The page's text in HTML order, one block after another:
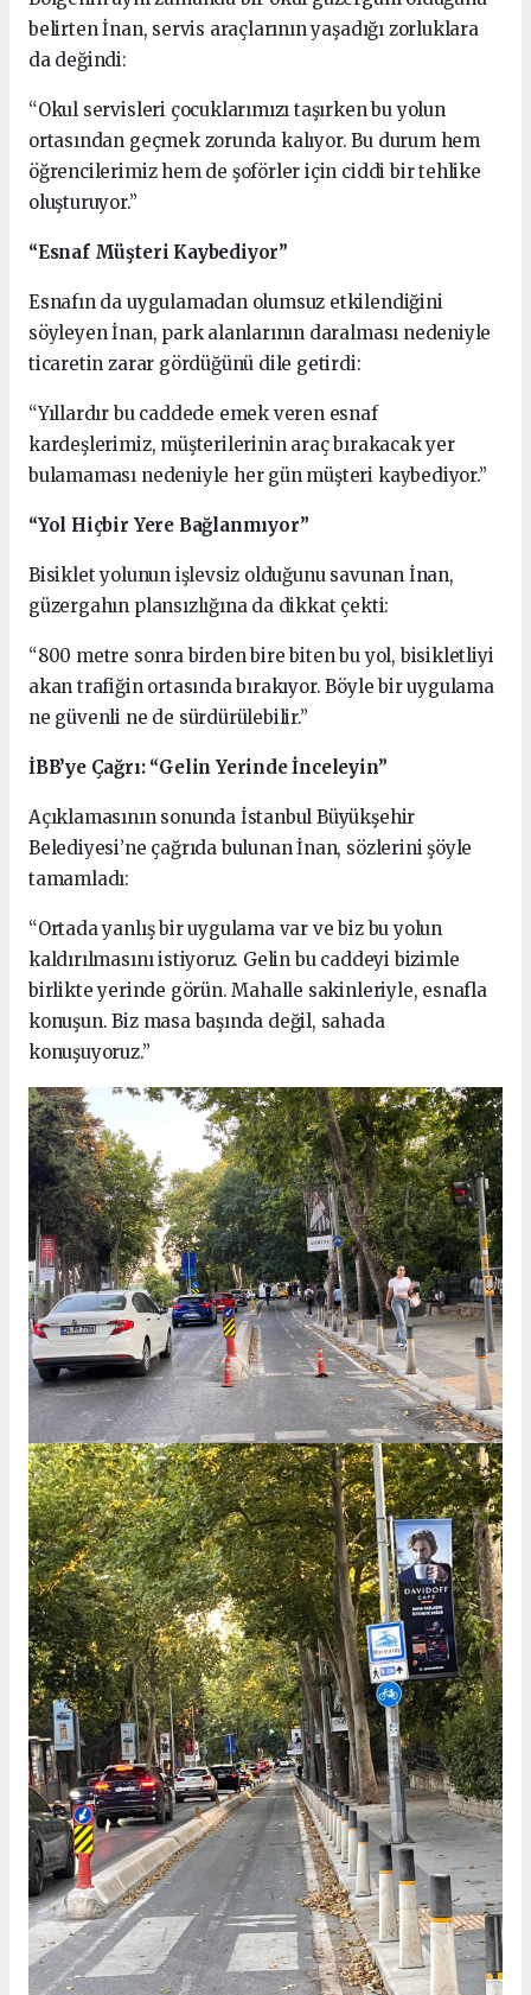
belirten İnan, servis araçlarının yaşadığı zorluklara
da değindi:
“Okul servisleri çocuklarımızı taşırken bu yolun
ortasından geçmek zorunda kalıyor. Bu durum hem
öğrencilerimiz hem de şoförler için ciddi bir tehlike
oluşturuyor.”
“Esnaf Müşteri Kaybediyor”
Esnafın da uygulamadan olumsuz etkilendiğini
söyleyen İnan, park alanlarının daralması nedeniyle
ticaretin zarar gördüğünü dile getirdi:
“Yıllardır bu caddede emek veren esnaf
kardeşlerimiz, müşterilerinin araç bırakacak yer
bulamaması nedeniyle her gün müşteri kaybediyor.”
“Yol Hiçbir Yere Bağlanmıyor”
Bisiklet yolunun işlevsiz olduğunu savunan İnan,
güzergahın plansızlığına da dikkat çekti:
“800 metre sonra birden bire biten bu yol, bisikletliyi
akan trafiğin ortasında bırakıyor. Böyle bir uygulama
ne güvenli ne de sürdürülebilir.”
İBB’ye Çağrı: “Gelin Yerinde İnceleyin”
Açıklamasının sonunda İstanbul Büyükşehir
Belediyesi’ne çağrıda bulunan İnan, sözlerini şöyle
tamamladı:
“Ortada yanlış bir uygulama var ve biz bu yolun
kaldırılmasını istiyoruz. Gelin bu caddeyi bizimle
birlikte yerinde görün. Mahalle sakinleriyle, esnafla
konuşun. Biz masa başında değil, sahada
konuşuyoruz.”